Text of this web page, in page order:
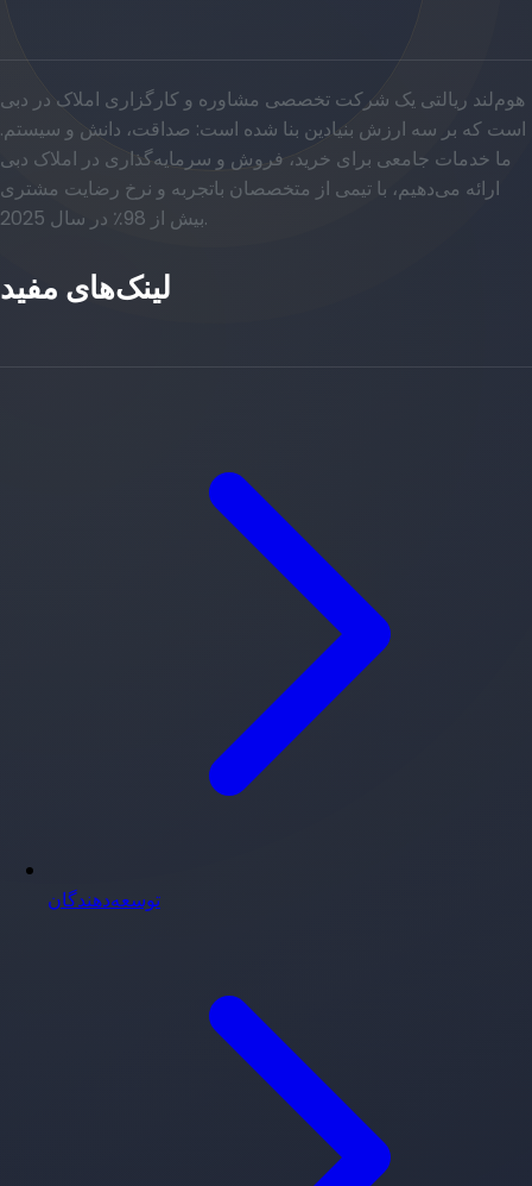
هوم‌لند ریالتی یک شرکت تخصصی مشاوره و کارگزاری املاک در دبی
است که بر سه ارزش بنیادین بنا شده است: صداقت، دانش و سیستم.
ما خدمات جامعی برای خرید، فروش و سرمایه‌گذاری در املاک دبی
ارائه می‌دهیم، با تیمی از متخصصان باتجربه و نرخ رضایت مشتری
بیش از 98٪ در سال 2025.
لینک‌های مفید
توسعه‌دهندگان